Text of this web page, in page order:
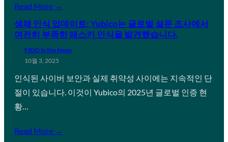
Read More →
생체 인식 업데이트: Yubico는 글로벌 설문 조사에서
여전히 부족한 패스키 인식을 발견했습니다.
FIDO in the News
10월 3, 2025
인식된 사이버 보안과 실제 취약성 사이에는 지속적인 단
절이 있습니다. 이것이 Yubico의 2025년 글로벌 인증 현
황…
Read More →